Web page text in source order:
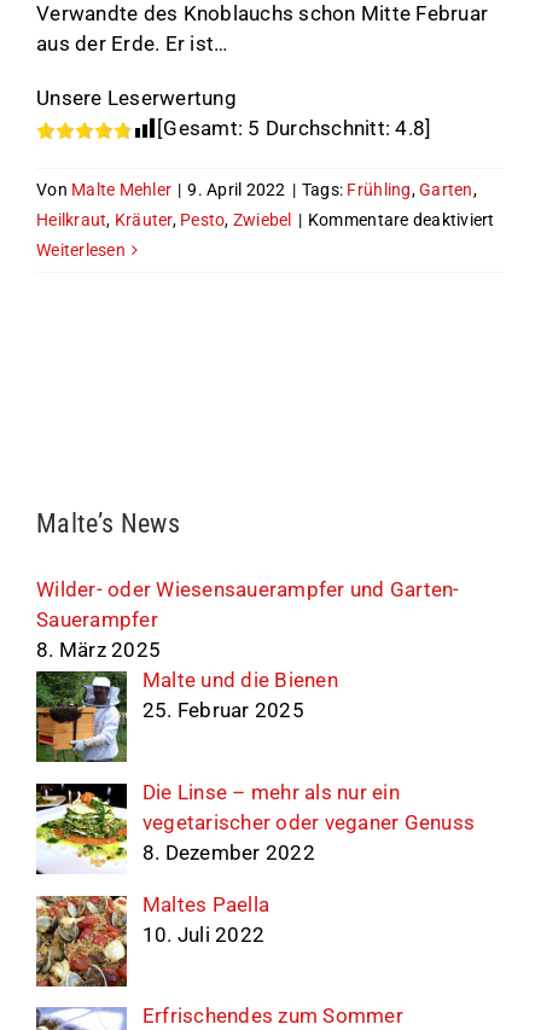
Verwandte des Knoblauchs schon Mitte Februar
aus der Erde. Er ist…
Unsere Leserwertung
[Gesamt: 5 Durchschnitt:4.8]
Von Malte Mehler | 9. April 2022 | Tags: Frühling,Garten,
Heilkraut, Kräuter, Pesto, Zwiebel | Kommentare deaktiviert
Weiterlesen
Malte’s News
Wilder- oder Wiesensauerampfer und Garten-
Sauerampfer
8. März 2025
Malte und die Bienen
25. Februar 2025
Die Linse – mehr als nur ein
vegetarischer oder veganer Genuss
8. Dezember 2022
Maltes Paella
10. Juli 2022
Erfrischendes zum Sommer